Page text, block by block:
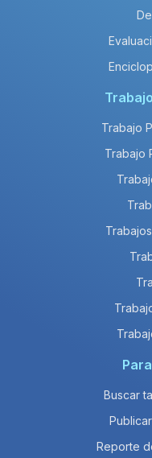
Trabajo
Trabajo
Buscar
Reporte